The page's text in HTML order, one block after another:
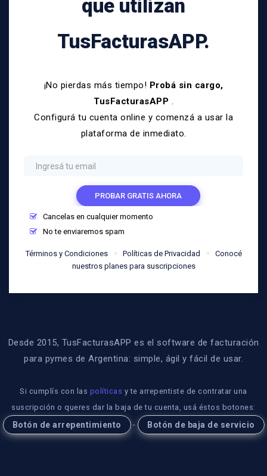
que utilizan
TusFacturasAPP.
¡No pierdas más tiempo! Probá sin cargo,
TusFacturasAPP .
Configurá tu cuenta online y comenzá a usar la
plataforma de inmediato.
PROBAR GRATIS AHORA
Cancelas en cualquier momento
No te enviaremos spam
Términos y Condiciones Políticas de Privacidad
Conocé
nuestros planes para suscripciones
Desde 2015, TusFacturasAPP es el software de facturación
para pymes de Argentina: simple, ágil y fácil de usar.
Si cumplís con las políticas y te arrepentiste de contratar una
suscripción o queres dar la baja de tu cuenta, usá éstos botones:
Botón de arrepentimiento - Botón de baja de servicio